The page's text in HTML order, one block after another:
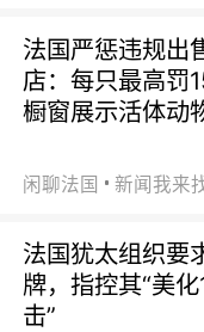
法国严惩违规出
店：每只最高罚
橱窗展示活体动
闲聊法国 新闻我来
法国犹太组织要
牌，指控其“美
击”